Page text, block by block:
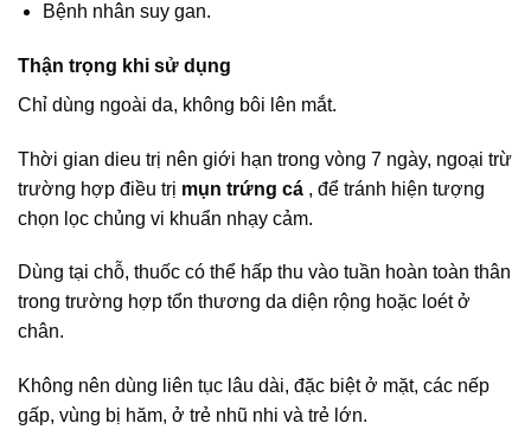
Bệnh nhân suy gan.
Thận trọng khi sử dụng
Chỉ dùng ngoài da, không bôi lên mắt.
Thời gian dieu trị nên giới hạn trong vòng 7 ngày, ngoại trừ
trường hợp điều trị mụn trứng cá , để tránh hiện tượng
chọn lọc chủng vi khuẩn nhạy cảm.
Dùng tại chỗ, thuốc có thể hấp thu vào tuần hoàn toàn thân
trong trường hợp tổn thương da diện rộng hoặc loét ở
chân.
Không nên dùng liên tục lâu dài, đặc biệt ở mặt, các nếp
gấp, vùng bị hăm, ở trẻ nhũ nhi và trẻ lớn.